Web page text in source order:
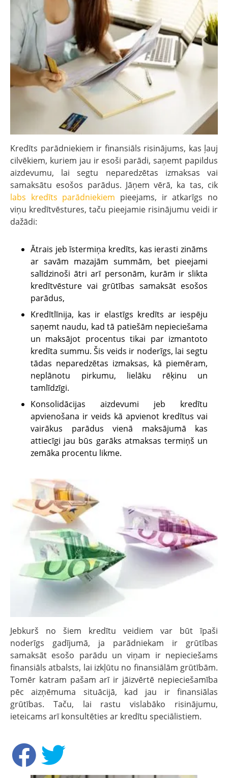
Kredīts parādniekiem ir finansiāls risinājums, kas ļauj
cilvēkiem, kuriem jau ir esoši parādi, saņemt papildus
aizdevumu, lai segtu neparedzētas izmaksas vai
samaksātu esošos parādus. Jāņem vērā, ka tas, cik
labs kredīts parādniekiem pieejams, ir atkarīgs no
viņu kredītvēstures, taču pieejamie risinājumu veidi ir
dažādi:
Ātrais jeb īstermiņa kredīts, kas ierasti zināms
ar savām mazajām summām, bet pieejami
salīdzinoši ātri arī personām, kurām ir slikta
kredītvēsture vai grūtības samaksāt esošos
parādus,
Kredītlīnija, kas ir elastīgs kredīts ar iespēju
saņemt naudu, kad tā patiešām nepieciešama
un maksājot procentus tikai par izmantoto
kredīta summu. Šis veids ir noderīgs, lai segtu
tādas neparedzētas izmaksas, kā piemēram,
neplānotu pirkumu, lielāku rēķinu un
tamlīdzīgi.
Konsolidācijas aizdevumi jeb kredītu
apvienošana ir veids kā apvienot kredītus vai
vairākus parādus vienā maksājumā kas
attiecīgi jau būs garāks atmaksas termiņš un
zemāka procentu likme.
Jebkurš no šiem kredītu veidiem var būt īpaši
noderīgs gadījumā, ja parādniekam ir grūtības
samaksāt esošo parādu un viņam ir nepieciešams
finansiāls atbalsts, lai izkļūtu no finansiālām grūtībām.
Tomēr katram pašam arī ir jāizvērtē nepieciešamība
pēc aizņēmuma situācijā, kad jau ir finansiālas
grūtības. Taču, lai rastu vislabāko risinājumu,
ieteicams arī konsultēties ar kredītu speciālistiem.